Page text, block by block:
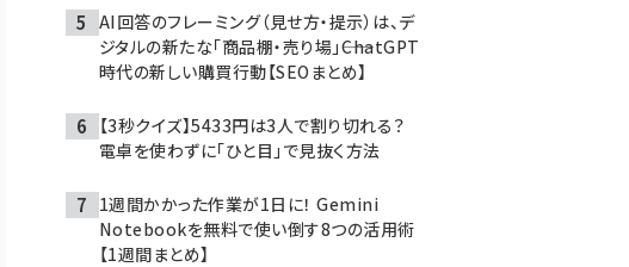
AI回答のフレーミング（見せ方・提示）は、デ
ジタルの新たな「商品棚・売り場」――ChatGPT
時代の新しい購買行動【SEOまとめ】
【3秒クイズ】5433円は3人で割り切れる？
電卓を使わずに「ひと目」で見抜く方法
1週間かかった作業が1日に！ Gemini
Notebookを無料で使い倒す8つの活用術
【1週間まとめ】